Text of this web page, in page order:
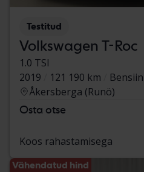
Testitud
Volkswagen T-Roc
1.0 TSI
2019
121 190 km
Bensiin
Åkersberga (Runö)
Osta otse
Koos rahastamisega
Vähendatud hind